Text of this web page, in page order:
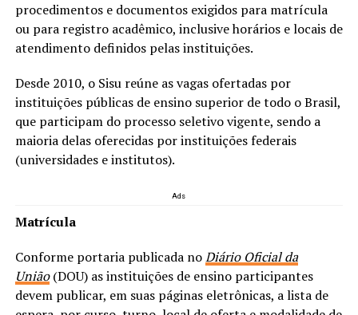
procedimentos e documentos exigidos para matrícula
ou para registro acadêmico, inclusive horários e locais de
atendimento definidos pelas instituições.
Desde 2010, o Sisu reúne as vagas ofertadas por
instituições públicas de ensino superior de todo o Brasil,
que participam do processo seletivo vigente, sendo a
maioria delas oferecidas por instituições federais
(universidades e institutos).
Ads
Matrícula
Conforme portaria publicada noDiário Oficial da
União(DOU) as instituições de ensino participantes
devem publicar, em suas páginas eletrônicas, a lista de